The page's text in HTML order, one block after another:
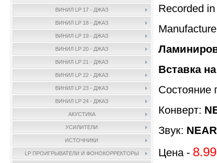
ВИНИЛ LP 17 - ДЖАЗ
ВИНИЛ LP 18 - ДЖАЗ
ВИНИЛ LP 19 - ДЖАЗ
ВИНИЛ LP 20 - ДЖАЗ
ВИНИЛ LP 21 - ДЖАЗ
ВИНИЛ LP 22 - ДЖАЗ
ВИНИЛ LP 23 - ДЖАЗ
ВИНИЛ LP 24 - ДЖАЗ
АКУСТИКА
УСИЛИТЕЛИ
ИСТОЧНИКИ
LP ПРОИГРЫВАТЕЛИ И ФОНОКОРРЕКТОРЫ
Recorded
Вставка
Состояние
Конверт:
Звук:
Цена -